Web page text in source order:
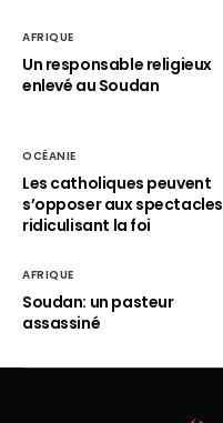
AFRIQUE
Un responsable religieux
enlevé au Soudan
OCÉANIE
Les catholiques peuvent
s’opposer aux spectacles
ridiculisant la foi
AFRIQUE
Soudan: un pasteur
assassiné